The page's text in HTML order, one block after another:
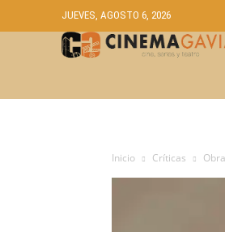
JUEVES, AGOSTO 6, 2026
Inicio Críticas